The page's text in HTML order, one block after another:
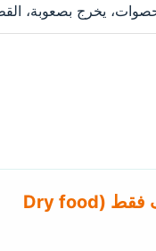
يخرج بصعوبة،
🍗 2. طعام جاف فقط (Dry food